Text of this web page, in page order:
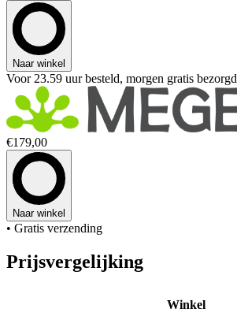
Naar winkel
Voor 23.59 uur besteld, morgen gratis bezorgd
€179,00
Naar winkel
• Gratis verzending
Prijsvergelijking
Winkel